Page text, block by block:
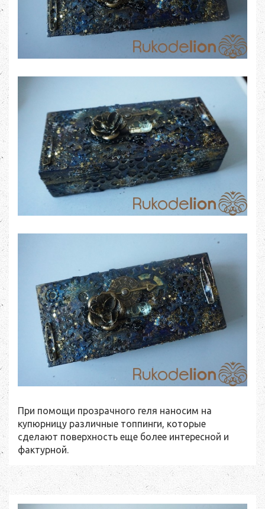
При помощи прозрачного геля наносим на
купюрницу различные топпинги, которые
сделают поверхность еще более интересной и
фактурной.